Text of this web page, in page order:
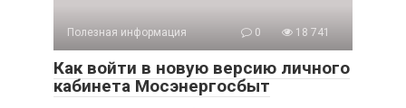
Полезная информация 0 18 741
Как войти в новую версию личного
кабинета Мосэнергосбыт